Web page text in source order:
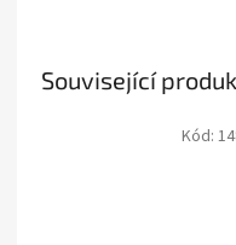
Související
Kód: